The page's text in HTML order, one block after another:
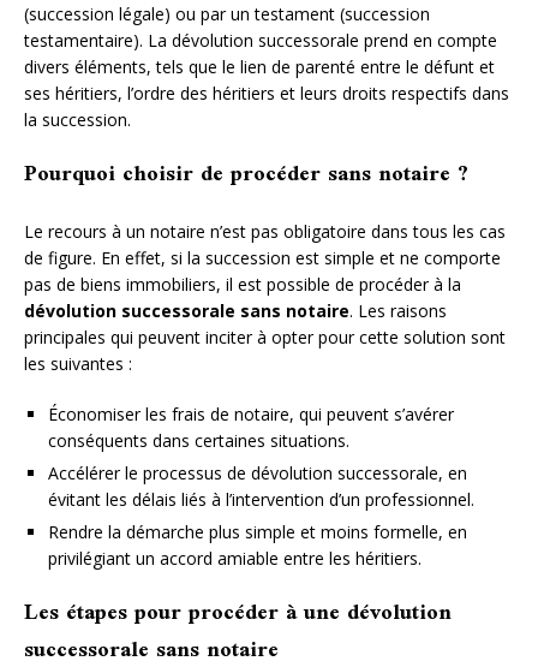
(succession légale) ou par un testament (succession
testamentaire). La dévolution successorale prend en compte
divers éléments, tels que le lien de parenté entre le défunt et
ses héritiers, l’ordre des héritiers et leurs droits respectifs dans
la succession.
Pourquoi choisir de procéder sans notaire ?
Le recours à un notaire n’est pas obligatoire dans tous les cas
de figure. En effet, si la succession est simple et ne comporte
pas de biens immobiliers, il est possible de procéder à la
dévolution successorale sans notaire. Les raisons
principales qui peuvent inciter à opter pour cette solution sont
les suivantes :
Économiser les frais de notaire, qui peuvent s’avérer
conséquents dans certaines situations.
Accélérer le processus de dévolution successorale, en
évitant les délais liés à l’intervention d’un professionnel.
Rendre la démarche plus simple et moins formelle, en
privilégiant un accord amiable entre les héritiers.
Les étapes pour procéder à une dévolution
successorale sans notaire